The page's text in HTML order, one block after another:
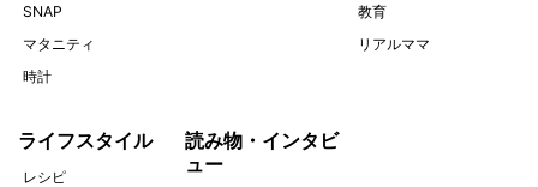
SNAP
マタニティ
時計
教育
リアルママ
ライフスタイル
レシピ
読み物・インタビ
ュー